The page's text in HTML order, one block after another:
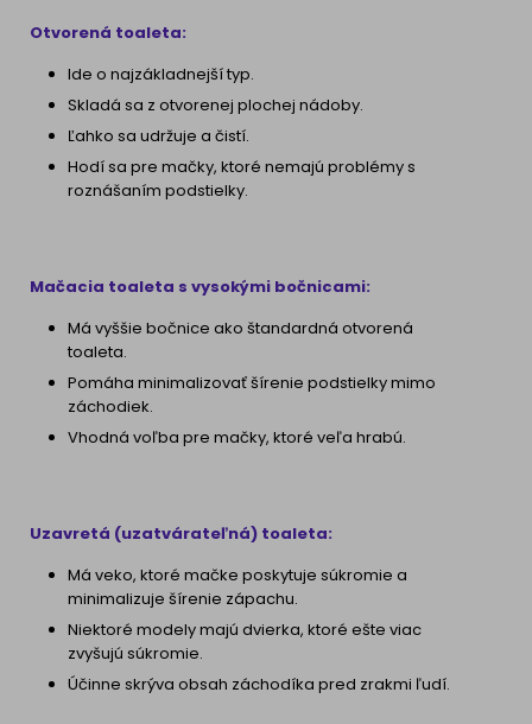
Otvorená toaleta:
Ide o najzákladnejší typ.
Skladá sa z otvorenej plochej nádoby.
Ľahko sa udržuje a čistí.
Hodí sa pre mačky, ktoré nemajú problémy s
roznášaním podstielky.
Mačacia toaleta s vysokými bočnicami:
Má vyššie bočnice ako štandardná otvorená
toaleta.
Pomáha minimalizovať šírenie podstielky mimo
záchodiek.
Vhodná voľba pre mačky, ktoré veľa hrabú.
Uzavretá (uzatvárateľná) toaleta:
Má veko, ktoré mačke poskytuje súkromie a
minimalizuje šírenie zápachu.
Niektoré modely majú dvierka, ktoré ešte viac
zvyšujú súkromie.
Účinne skrýva obsah záchodíka pred zrakmi ľudí.